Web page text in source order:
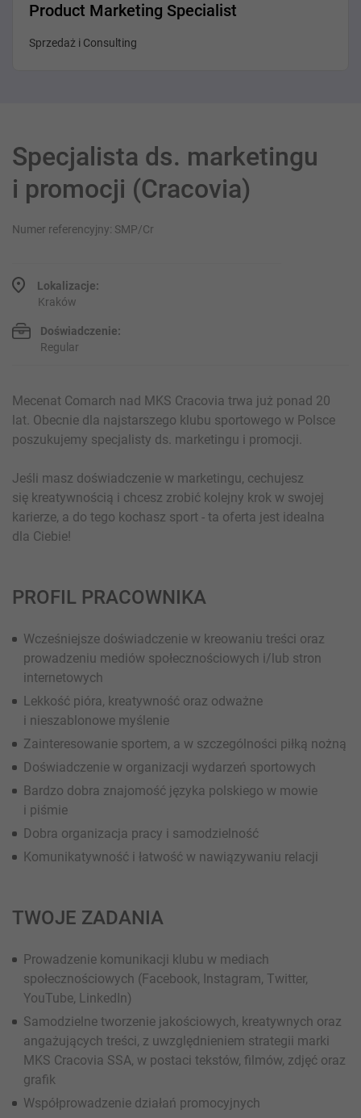
Product Marketing Specialist
Sprzedaż i Consulting
Specjalista ds. marketingu
i promocji (Cracovia)
Numer referencyjny: SMP/Cr
Lokalizacje:
Kraków
Doświadczenie:
Regular
Mecenat Comarch nad MKS Cracovia trwa już ponad 20
lat. Obecnie dla najstarszego klubu sportowego w Polsce
poszukujemy specjalisty ds. marketingu i promocji.
Jeśli masz doświadczenie w marketingu, cechujesz
się kreatywnością i chcesz zrobić kolejny krok w swojej
karierze, a do tego kochasz sport - ta oferta jest idealna
dla Ciebie!
PROFIL PRACOWNIKA
Wcześniejsze doświadczenie w kreowaniu treści oraz
prowadzeniu mediów społecznościowych i/lub stron
internetowych
Lekkość pióra, kreatywność oraz odważne
i nieszablonowe myślenie
Zainteresowanie sportem, a w szczególności piłką nożną
Doświadczenie w organizacji wydarzeń sportowych
Bardzo dobra znajomość języka polskiego w mowie
i piśmie
Dobra organizacja pracy i samodzielność
Komunikatywność i łatwość w nawiązywaniu relacji
TWOJE ZADANIA
Prowadzenie komunikacji klubu w mediach
społecznościowych (Facebook, Instagram, Twitter,
YouTube, LinkedIn)
Samodzielne tworzenie jakościowych, kreatywnych oraz
angażujących treści, z uwzględnieniem strategii marki
MKS Cracovia SSA, w postaci tekstów, filmów, zdjęć oraz
grafik
Współprowadzenie działań promocyjnych